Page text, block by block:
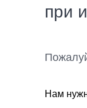
при
Нам